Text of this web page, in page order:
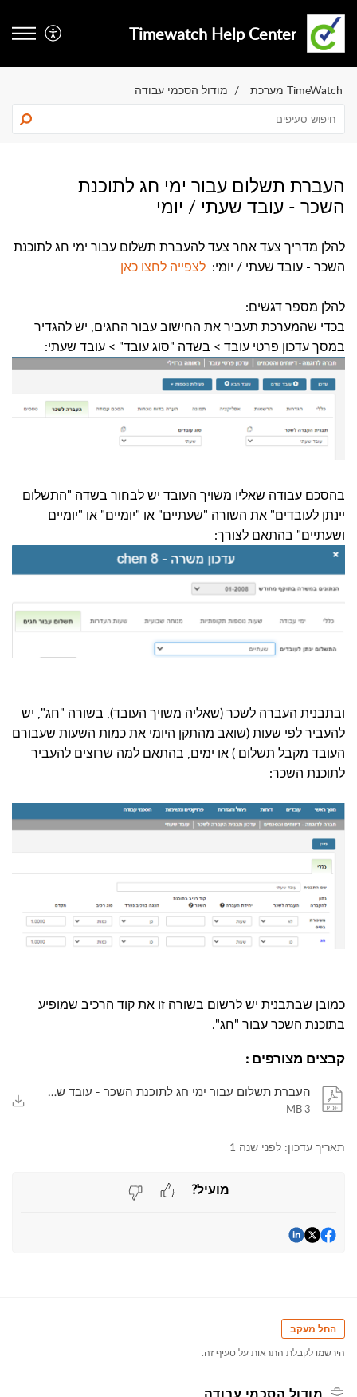
Timewatch Help Center
TimeWatch מערכת מודול הסכמי עבודה
העברת תשלום עבור ימי חג לתוכנת
השכר - עובד שעתי / יומי
להלן מדריך צעד אחר צעד להעברת תשלום עבור ימי חג לתוכנת
השכר - עובד שעתי / יומי: לצפייה לחצו כאן
להלן מספר דגשים:
בכדי שהמערכת תעביר את החישוב עבור החגים, יש להגדיר
במסך עדכון פרטי עובד > בשדה "סוג עובד" > עובד שעתי:
בהסכם עבודה שאליו משויך העובד יש לבחור בשדה "התשלום
יינתן לעובדים" את השורה "שעתיים" או "יומיים" או "יומיים
ושעתיים" בהתאם לצורך:
ובתבנית העברה לשכר (שאליה משויך העובד), בשורה "חג", יש
להעביר לפי שעות (שואב מהתקן היומי את כמות השעות שעבורם
העובד מקבל תשלום ) או ימים, בהתאם למה שרוצים להעביר
לתוכנת השכר:
כמובן שבתבנית יש לרשום בשורה זו את קוד הרכיב שמופיע
בתוכנת השכר עבור "חג".
קבצים מצורפים :
העברת תשלום עבור ימי חג לתוכנת השכר - עובד שעתי _ יומי.pdf
3 MB
תאריך עדכון: לפני שנה 1
מועיל?
החל מעקב
הירשמו לקבלת התראות על סעיף זה.